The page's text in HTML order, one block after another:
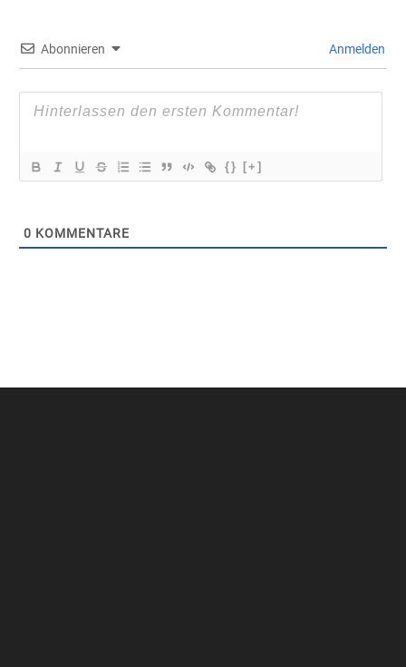
Abonnieren Anmelden
{} [+]
0 KOMMENTARE